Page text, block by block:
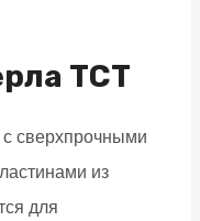
TCT
сверхпрочными
из
для